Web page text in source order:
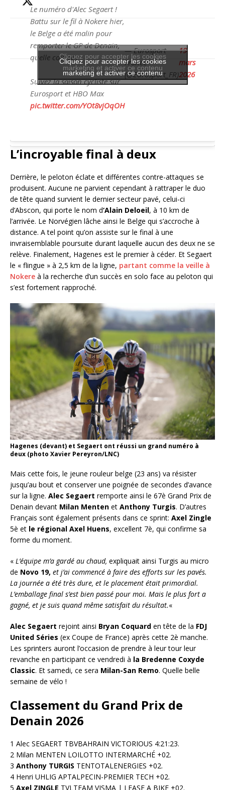
Le numéro d'Alec Segaert !
Battu sur le fil à Nokere hier,
le Belge a été malin pour
remporter le GP de Denain,
quelle course !
Suivez la saison cycliste sur
Eurosport et HBO Max
pic.twitter.com/YOt8vjOqOH
— Eurosport
France
(@Eurosport_FR)
19
mars
2026
Cliquez pour accepter les cookies
marketing et activer ce contenu
Cliquez pour accepter les cookies
marketing et activer ce contenu
L’incroyable final à deux
Derrière, le peloton éclate et différentes contre-attaques se
produisent. Aucune ne parvient cependant à rattraper le duo
de tête quand survient le dernier secteur pavé, celui-ci
d’Abscon, qui porte le nom d‘Alain Deloeil, à 10 km de
l’arrivée. Le Norvégien lâche ainsi le Belge qui s’accroche à
distance. A tel point qu’on assiste sur le final à une
invraisemblable poursuite durant laquelle aucun des deux ne se
relève. Finalement, Hagenes est le premier à céder. Et Segaert
le « flingue » à 2,5 km de la ligne, partant comme la veille à
Nokere à la recherche d’un succès en solo face au peloton qui
s’est fortement rapproché.
Hagenes (devant) et Segaert ont réussi un grand numéro à
deux (photo Xavier Pereyron/LNC)
Mais cette fois, le jeune rouleur belge (23 ans) va résister
jusqu’au bout et conserver une poignée de secondes d’avance
sur la ligne. Alec Segaert remporte ainsi le 67è Grand Prix de
Denain devant Milan Menten et Anthony Turgis. D’autres
Français sont également présents dans ce sprint: Axel Zingle
5è et le régional Axel Huens, excellent 7è, qui confirme sa
forme du moment.
« L’équipe m’a gardé au chaud, expliquait ainsi Turgis au micro
de Novo 19, et j’ai commencé à faire des efforts sur les pavés.
La journée a été très dure, et le placement était primordial.
L’emballage final s’est bien passé pour moi. Mais le plus fort a
gagné, et je suis quand même satisfait du résultat.«
Alec Segaert rejoint ainsi Bryan Coquard en tête de la FDJ
United Séries (ex Coupe de France) après cette 2è manche.
Les sprinters auront l’occasion de prendre à leur tour leur
revanche en participant ce vendredi à la Bredenne Coxyde
Classic. Et samedi, ce sera Milan-San Remo. Quelle belle
semaine de vélo !
Classement du Grand Prix de
Denain 2026
1 Alec SEGAERT TBVBAHRAIN VICTORIOUS 4:21:23.
2 Milan MENTEN LOILOTTO INTERMARCHÉ +02.
3 Anthony TURGIS TENTOTALENERGIES +02.
4 Henri UHLIG APTALPECIN-PREMIER TECH +02.
5 Axel ZINGLE TVLTEAM VISMA | LEASE A BIKE +02.